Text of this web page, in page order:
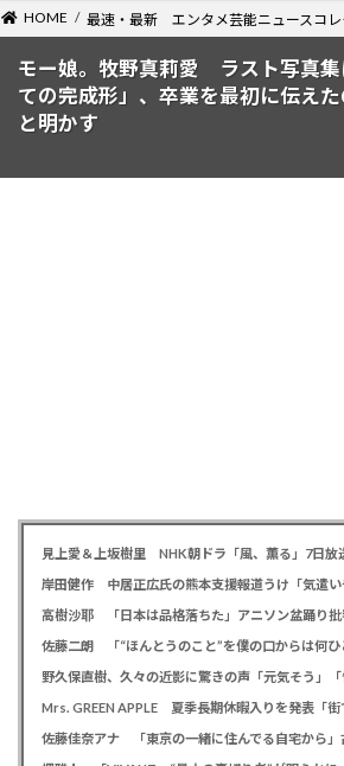
ン
ツ
ー
シ
HOME 最速・最新 エンタメ芸能ニュースコレ
モー娘。牧野真莉愛 ラスト写真集
ての完成形」、卒業を最初に伝え
と明かす
野久保直樹、久々の近影に驚きの声「元気そう」「